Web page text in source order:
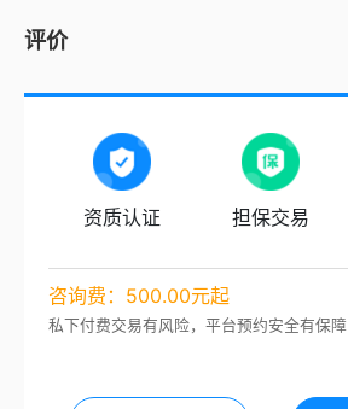
评价
资质认证 担保交易
咨询费：500.00元起
私下付费交易有风险，平台预约安全有保障